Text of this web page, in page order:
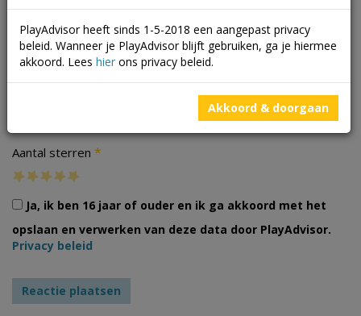
Foto's
Aantal sterren *
Ja, ik ben 16 jaar of ouder en ik ga akkoord met het
opslaan en verwerken van deze data door PlayAdvisor.
Privacy beleid
PlayAdvisor heeft sinds 1-5-2018 een aangepast privacy
beleid. Wanneer je PlayAdvisor blijft gebruiken, ga je hiermee
akkoord. Lees hier ons privacy beleid.
Akkoord & doorgaan